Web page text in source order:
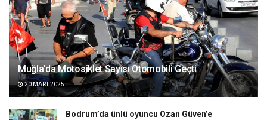
Muğla’da Motosiklet Sayısı Otomobili Geçti
20 MART 2025
Bodrum’da ünlü oyuncu Ozan Güven’e